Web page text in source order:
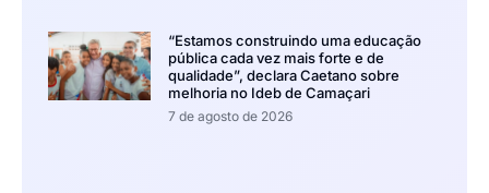
“Estamos construindo uma educação
pública cada vez mais forte e de
qualidade”, declara Caetano sobre
melhoria no Ideb de Camaçari
7 de agosto de 2026